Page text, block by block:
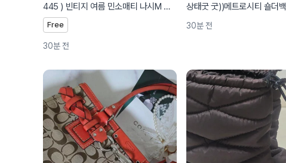
445 ) 빈티지 여름 민소매티 나시M 5만원대구입
Free
30분 전
상태굿 굿))메트로시티 숄더백
30분 전